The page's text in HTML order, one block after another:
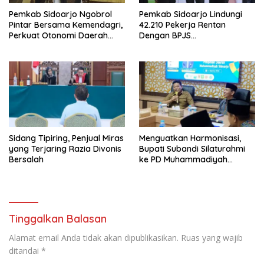
Pemkab Sidoarjo Ngobrol
Pintar Bersama Kemendagri,
Perkuat Otonomi Daerah
Pemkab Sidoarjo Lindungi
42.210 Pekerja Rentan
Dengan BPJS
Wabup Mimik: “Bangun
Manusia Juga Bagian dari
Pembangunan”
Sidang Tipiring, Penjual Miras
yang Terjaring Razia Divonis
Bersalah
Menguatkan Harmonisasi,
Bupati Subandi Silaturahmi
ke PD Muhammadiyah
Tinggalkan Balasan
Alamat email Anda tidak akan dipublikasikan. Ruas yang wajib
ditandai *